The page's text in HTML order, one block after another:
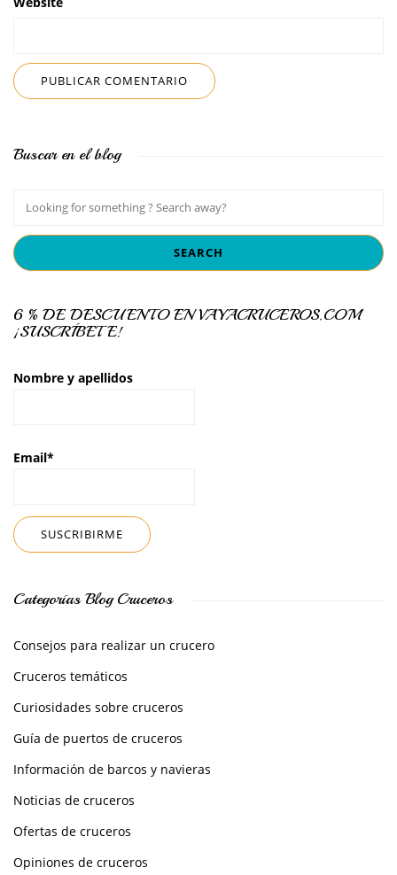
Buscar en el blog
6 % DE DESCUENTO EN VAYACRUCEROS.COM
¡SUSCRÍBETE!
Nombre y apellidos
Email*
Categorías Blog Cruceros
Consejos para realizar un crucero
Cruceros temáticos
Curiosidades sobre cruceros
Guía de puertos de cruceros
Información de barcos y navieras
Noticias de cruceros
Ofertas de cruceros
Opiniones de cruceros